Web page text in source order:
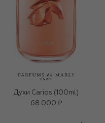
Духи Carios (100ml)
68 000 ₽